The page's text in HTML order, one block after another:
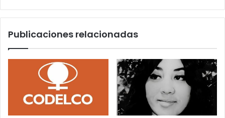
Publicaciones relacionadas